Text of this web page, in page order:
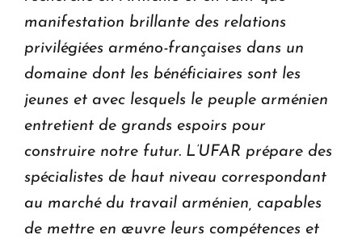
manifestation brillante des relations
privilégiées arméno-françaises dans un
domaine dont les bénéficiaires sont les
jeunes et avec lesquels le peuple arménien
entretient de grands espoirs pour
construire notre futur. L’UFAR prépare des
spécialistes de haut niveau correspondant
au marché du travail arménien, capables
de mettre en œuvre leurs compétences et